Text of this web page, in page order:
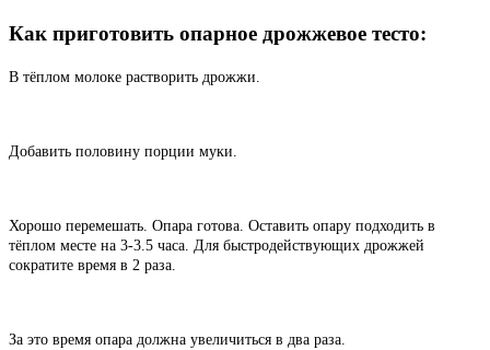
Как приготовить опарное дрожжевое тесто:
В тёплом молоке растворить дрожжи.
Добавить половину порции муки.
Хорошо перемешать. Опара готова. Оставить опару подходить в
тёплом месте на 3-3.5 часа. Для быстродействующих дрожжей
сократите время в 2 раза.
За это время опара должна увеличиться в два раза.